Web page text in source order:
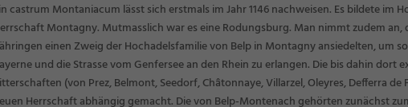
castrum Montaniacum lässt sich erstmals im Jahr 1146 nachweisen. Es bildete im
Montagny. Mutmasslich war es eine Rodungsburg. Man nimmt zudem an,
einen Zweig der Hochadelsfamilie von Belp in Montagny ansiedelten, um
und die Strasse vom Genfersee an den Rhein zu erlangen. Die bis dahin dort
(von Prez, Belmont, Seedorf, Châtonnaye, Villarzel, Oleyres, Defferra
Herrschaft abhängig gemacht. Die von Belp-Montenach gehörten zunächst